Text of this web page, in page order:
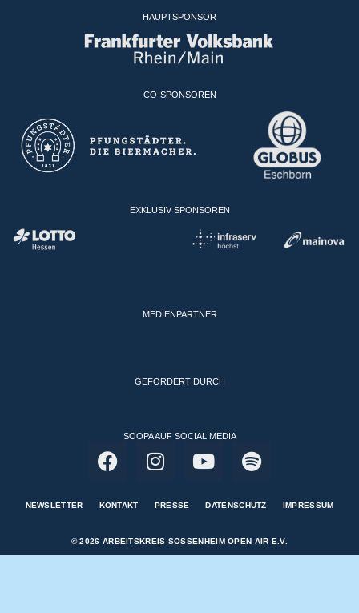
HAUPTSPONSOR
CO-SPONSOREN
EXKLUSIV SPONSOREN
MEDIENPARTNER
GEFÖRDERT DURCH
SOOPA AUF SOCIAL MEDIA
NEWSLETTER KONTAKT PRESSE DATENSCHUTZ IMPRESSUM
© 2026 ARBEITSKREIS SOSSENHEIM OPEN AIR E.V.